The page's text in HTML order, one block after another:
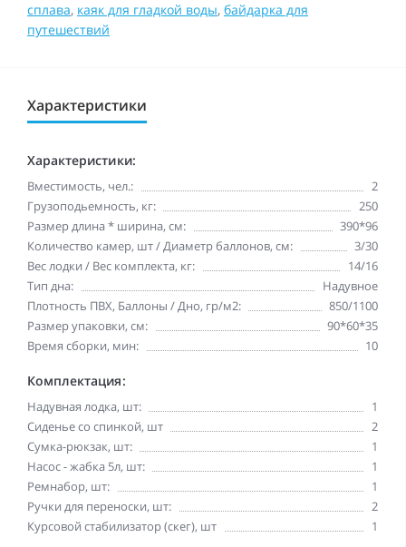
сплава, каяк для гладкой воды, байдарка для
путешествий
Характеристики
Характеристики:
Вместимость, чел.:
2
Грузоподьемность, кг:
250
Размер длина * ширина, см:
390*96
Количество камер, шт / Диаметр баллонов, см:
3/30
Вес лодки / Вес комплекта, кг:
14/16
Тип дна:
Надувное
Плотность ПВХ, Баллоны / Дно, гр/м2:
850/1100
Размер упаковки, см:
90*60*35
Время сборки, мин:
10
Комплектация:
Надувная лодка, шт:
1
Сиденье со спинкой, шт
2
Сумка-рюкзак, шт:
1
Насос - жабка 5л, шт:
1
Ремнабор, шт:
1
Ручки для переноски, шт:
2
Курсовой стабилизатор (скег), шт
1